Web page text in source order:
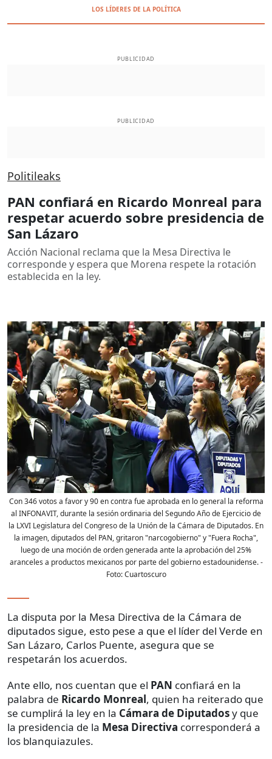
LOS LÍDERES DE LA POLÍTICA
PUBLICIDAD
PUBLICIDAD
Politileaks
PAN confiará en Ricardo Monreal para
respetar acuerdo sobre presidencia de
San Lázaro
Acción Nacional reclama que la Mesa Directiva le
corresponde y espera que Morena respete la rotación
establecida en la ley.
Con 346 votos a favor y 90 en contra fue aprobada en lo general la reforma
al INFONAVIT, durante la sesión ordinaria del Segundo Año de Ejercicio de
la LXVI Legislatura del Congreso de la Unión de la Cámara de Diputados. En
la imagen, diputados del PAN, gritaron "narcogobierno" y "Fuera Rocha",
luego de una moción de orden generada ante la aprobación del 25%
aranceles a productos mexicanos por parte del gobierno estadounidense.-
Foto:Cuartoscuro
La disputa por la Mesa Directiva de la Cámara de
diputados sigue, esto pese a que el líder del Verde en
San Lázaro, Carlos Puente, asegura que se
respetarán los acuerdos.
Ante ello, nos cuentan que el PAN confiará en la
palabra de Ricardo Monreal, quien ha reiterado que
se cumplirá la ley en la Cámara de Diputadosy que
la presidencia de la Mesa Directiva corresponderá a
los blanquiazules.